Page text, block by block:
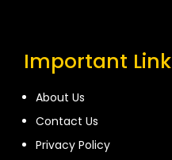
Important Link
About Us
Contact Us
Privacy Policy